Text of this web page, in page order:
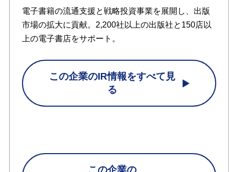
電子書籍の流通支援と戦略投資事業を展開し、出版
市場の拡大に貢献。2,200社以上の出版社と150店以
上の電子書店をサポート。
この企業のIR情報をすべて見
る
この企業の